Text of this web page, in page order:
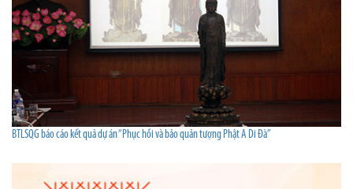
BTLSQG báo cáo kết quả dự án “Phục hồi và bảo quản tượng Phật A Di Đà”